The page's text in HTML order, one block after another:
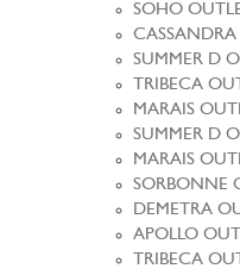
SOHO
SUMMER D
TRIBECA
MARAIS
SUMMER D
MARAIS
SORBONNE
DEMETRA
APOLLO
TRIBECA